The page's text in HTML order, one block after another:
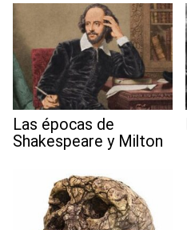
Las épocas de
Shakespeare y Milton